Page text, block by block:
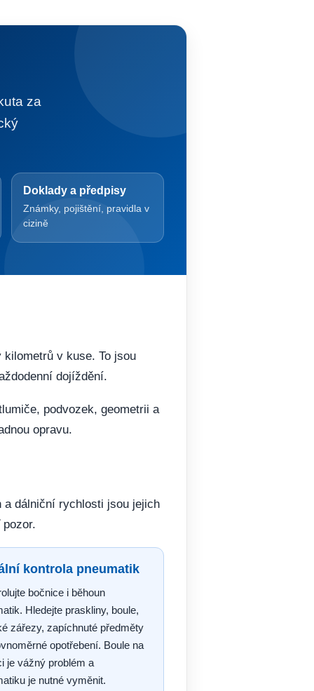
za
Doklady a předpisy
Známky, pojištění, pravidla v
cizině
v kuse. To jsou
dojíždění.
podvozek, geometrii a
opravu.
a dálniční rychlosti jsou jejich
kontrola pneumatik
bočnice i běhoun
Hledejte praskliny, boule,
zářezy, zapíchnuté předměty
opotřebení. Boule na
je vážný problém a
je nutné vyměnit.